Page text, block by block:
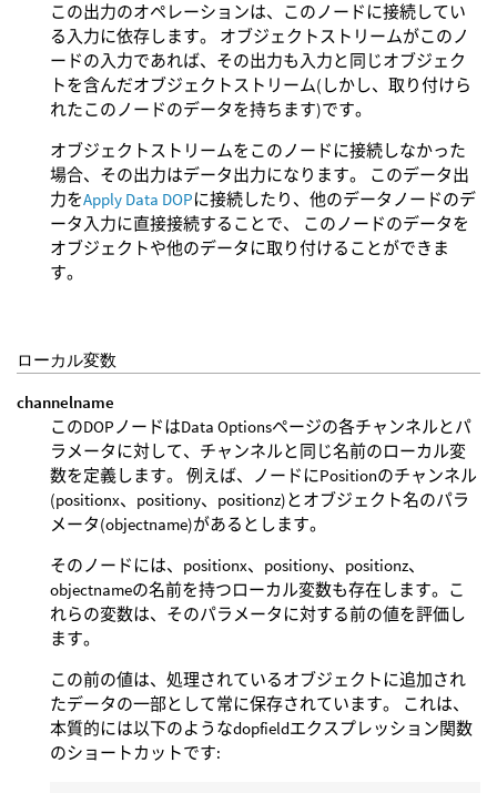
この出力のオペレーションは、このノードに接続してい
る入力に依存します。 オブジェクトストリームがこのノ
ードの入力であれば、その出力も入力と同じオブジェク
トを含んだオブジェクトストリーム(しかし、取り付けら
れたこのノードのデータを持ちます)です。
オブジェクトストリームをこのノードに接続しなかった
場合、その出力はデータ出力になります。 このデータ出
力をApply Data DOPに接続したり、他のデータノードのデ
ータ入力に直接接続することで、 このノードのデータを
オブジェクトや他のデータに取り付けることができま
す。
ローカル変数
channelname
このDOPノードはData Optionsページの各チャンネルとパ
ラメータに対して、チャンネルと同じ名前のローカル変
数を定義します。 例えば、ノードにPositionのチャンネル
(positionx、positiony、positionz)とオブジェクト名のパラ
メータ(objectname)があるとします。
そのノードには、positionx、positiony、positionz、
objectnameの名前を持つローカル変数も存在します。こ
れらの変数は、そのパラメータに対する前の値を評価し
ます。
この前の値は、処理されているオブジェクトに追加され
たデータの一部として常に保存されています。 これは、
本質的には以下のようなdopfieldエクスプレッション関数
のショートカットです: